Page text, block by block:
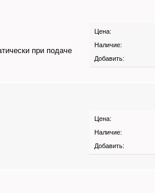
Цена:
Наличие:
Добавить:
при подаче
Цена:
Наличие:
Добавить: